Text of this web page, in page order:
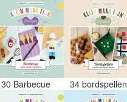
30 Barbecue 34 bordspellen